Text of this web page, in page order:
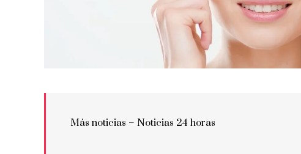
Más noticias – Noticias 24 horas